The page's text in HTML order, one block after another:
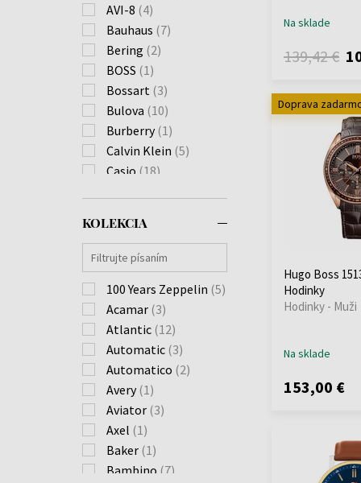
AVI-8 (4)
Bauhaus (7)
Bering (2)
BOSS (1)
Bossart (3)
Bulova (10)
Burberry(1)
Calvin Klein (5)
Casio (18)
Diesel(18)
Duxot
Edox(1)
Emporio Armani(16)
ETT Eco Tech Time
(3)
Festina(30)
Fossil(2)
Gant(1)
Guess(22)
Hugo Boss
Ingersoll
Jacques Lemans
KOLEKCIA
100 Years Zeppelin (5)
Acamar (3)
Atlantic (12)
Automatic (3)
Automatico (2)
Avery(1)
Aviator (3)
Axel (1)
Baker (1)
Bambino (7)
Na sklade
139,42 €
Doprava
Hugo Boss
Hodinky
Hodinky - Muži
Na sklade
153,00 €